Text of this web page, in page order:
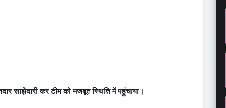
साझेदारी कर टीम को मजबूत स्थिति में पहुंचाया।